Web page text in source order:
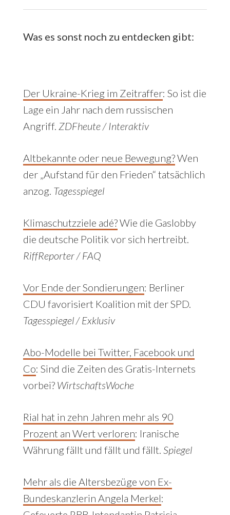
Was es sonst noch zu entdecken gibt:
Der Ukraine-Krieg im Zeitraffer: So ist die
Lage ein Jahr nach dem russischen
Angriff. ZDFheute / Interaktiv
Altbekannte oder neue Bewegung?Wen
der „Aufstand für den Frieden“ tatsächlich
anzog. Tagesspiegel
Klimaschutzziele adé?Wie die Gaslobby
die deutsche Politik vor sich hertreibt.
RiffReporter / FAQ
Vor Ende der Sondierungen: Berliner
CDU favorisiert Koalition mit der SPD.
Tagesspiegel / Exklusiv
Abo-Modelle bei Twitter, Facebook und
Co: Sind die Zeiten des Gratis-Internets
vorbei? WirtschaftsWoche
Rial hat in zehn Jahren mehr als 90
Prozent an Wert verloren: Iranische
Währung fällt und fällt und fällt. Spiegel
Mehr als die Altersbezüge von Ex-
Bundeskanzlerin Angela Merkel: